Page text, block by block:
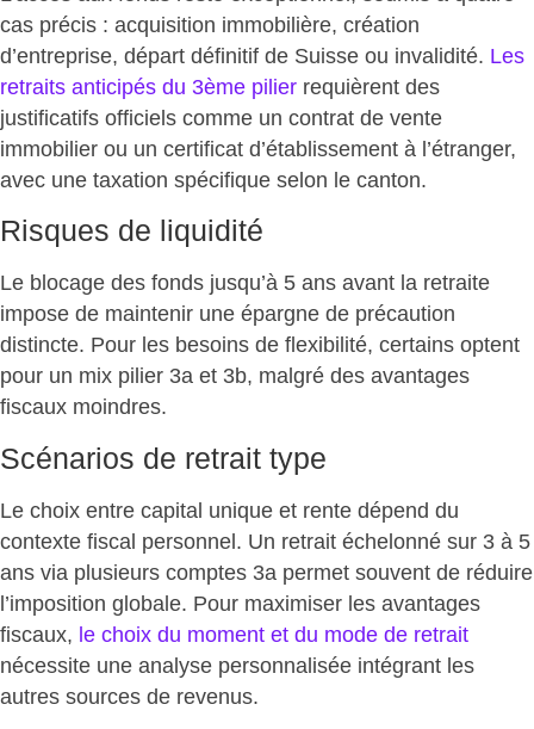
cas précis : acquisition immobilière, création
d’entreprise, départ définitif de Suisse ou invalidité. Les
retraits anticipés du 3ème pilier requièrent des
justificatifs officiels comme un contrat de vente
immobilier ou un certificat d’établissement à l’étranger,
avec une taxation spécifique selon le canton.
Risques de liquidité
Le blocage des fonds jusqu’à 5 ans avant la retraite
impose de maintenir une épargne de précaution
distincte. Pour les besoins de flexibilité, certains optent
pour un mix pilier 3a et 3b, malgré des avantages
fiscaux moindres.
Scénarios de retrait type
Le choix entre capital unique et rente dépend du
contexte fiscal personnel. Un retrait échelonné sur 3 à 5
ans via plusieurs comptes 3a permet souvent de réduire
l’imposition globale. Pour maximiser les avantages
fiscaux, le choix du moment et du mode de retrait
nécessite une analyse personnalisée intégrant les
autres sources de revenus.